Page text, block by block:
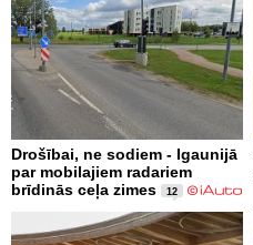
Drošībai, ne sodiem - Igaunijā
par mobilajiem radariem
brīdinās ceļa zimes
12